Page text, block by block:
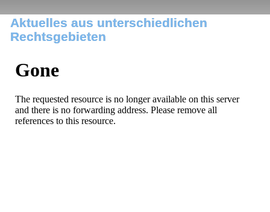
Aktuelles aus unterschiedlichen
Rechtsgebieten